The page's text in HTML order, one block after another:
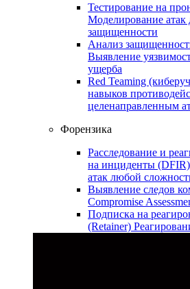
Тестирование на
Моделирование атак
защищенности
Анализ
Выявление
ущерба
Red Teaming
навыков
целенаправленным
Форензика
Расследование и
на инциденты (DFIR)
атак любой
Выявление следов
Compromise
Подписка на
(Retainer)